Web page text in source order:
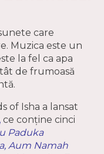
care
Muzica este un
la fel ca apa
de frumoasă
of Isha a lansat
ce conţine cinci
Paduka
Aum Namah